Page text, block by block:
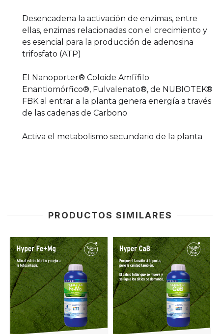
Desencadena la activación de enzimas, entre
ellas, enzimas relacionadas con el crecimiento y
es esencial para la producción de adenosina
trifosfato (ATP)
El Nanoporter® Coloide Amfífilo
Enantiomórfico®, Fulvalenato®, de NUBIOTEK®
FBK al entrar a la planta genera energía a través
de las cadenas de Carbono
Activa el metabolismo secundario de la planta
PRODUCTOS SIMILARES